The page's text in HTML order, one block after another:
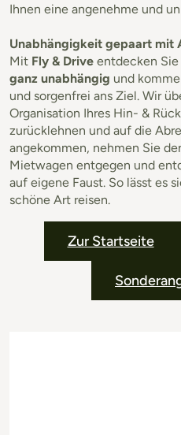
Ihnen eine angenehme und
Unabhängigkeit gepaart mit
Mit Fly & Drive entdecken
ganz unabhängig und
und sorgenfrei ans Ziel. Wir
Organisation Ihres Hin- &
zurücklehnen und auf die
angekommen, nehmen Sie
Mietwagen entgegen und
auf eigene Faust. So lässt es
schöne Art reisen.
Zur Startseite